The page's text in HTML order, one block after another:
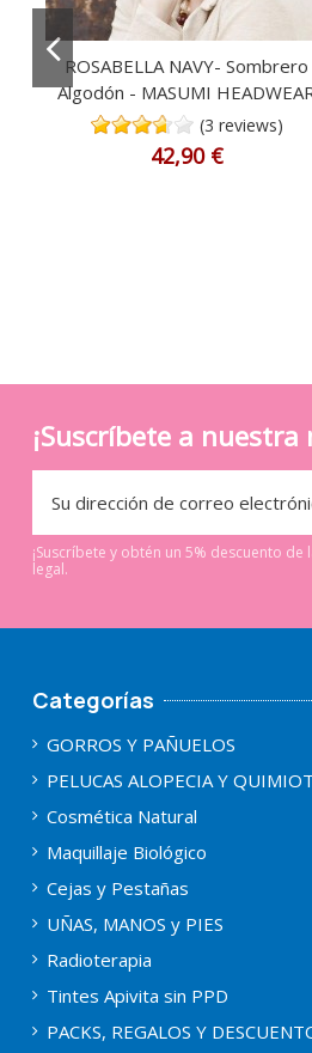
ROSABELLA NAVY- Sombrero
Algodón - MASUMI
(3 reviews)
42,90 €
¡Suscríbete a
¡Suscríbete y obtén un 5% descuento
legal.
Categorías
GORROS Y PAÑUELOS
PELUCAS ALOPECIA Y
Cosmética Natural
Maquillaje Biológico
Cejas y Pestañas
UÑAS, MANOS y PIES
Radioterapia
Tintes Apivita sin PPD
PACKS, REGALOS Y